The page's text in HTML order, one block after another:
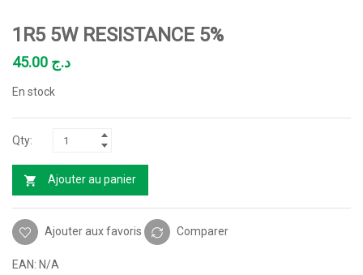
1R5 5W RESISTANCE 5%
د.ج
En stock
Ajouter au panier
Ajouter aux favoris Comparer
EAN: N/A